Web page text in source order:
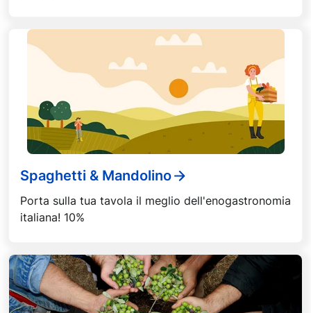
Spaghetti & Mandolino
Porta sulla tua tavola il meglio dell'enogastronomia
italiana! 10%